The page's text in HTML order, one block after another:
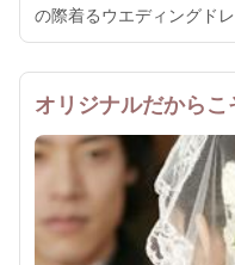
の際着るウエディングド
れでもあります。一番し
レスを探していきまし...
オリジナルだから